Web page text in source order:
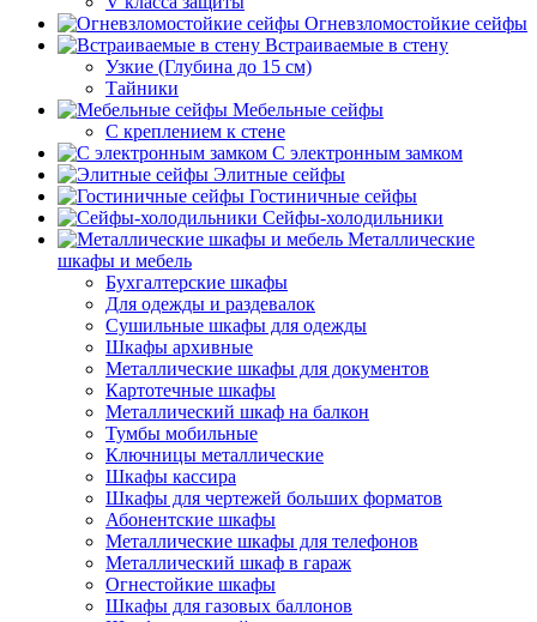
Огневзломостойкие сейфы
Встраиваемые в стену
Узкие (Глубина до 15 см)
Тайники
Мебельные сейфы
С креплением к стене
С электронным замком
Элитные сейфы
Гостиничные сейфы
Сейфы-холодильники
Металлические
шкафы и мебель
Бухгалтерские шкафы
Для одежды и раздевалок
Сушильные шкафы для одежды
Шкафы архивные
Металлические шкафы для документов
Картотечные шкафы
Металлический шкаф на балкон
Тумбы мобильные
Ключницы металлические
Шкафы кассира
Шкафы для чертежей больших форматов
Абонентские шкафы
Металлические шкафы для телефонов
Металлический шкаф в гараж
Огнестойкие шкафы
Шкафы для газовых баллонов